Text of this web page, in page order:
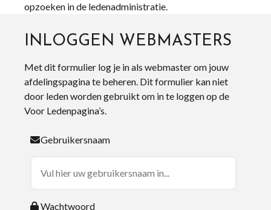
opzoeken in de ledenadministratie.
INLOGGEN WEBMASTERS
Met dit formulier log je in als webmaster om jouw
afdelingspagina te beheren. Dit formulier kan niet
door leden worden gebruikt om in te loggen op de
Voor Ledenpagina’s.
Gebruikersnaam
Wachtwoord